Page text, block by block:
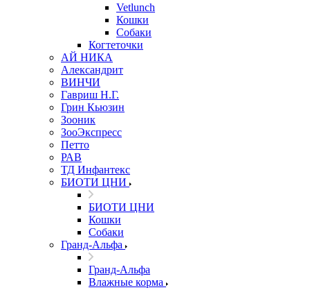
Vetlunch
Кошки
Собаки
Когтеточки
АЙ НИКА
Александрит
ВИНЧИ
Гавриш Н.Г.
Грин Кьюзин
Зооник
ЗооЭкспресс
Петто
РАВ
ТД Инфантекс
БИОТИ ЦНИ
БИОТИ ЦНИ
Кошки
Собаки
Гранд-Альфа
Гранд-Альфа
Влажные корма